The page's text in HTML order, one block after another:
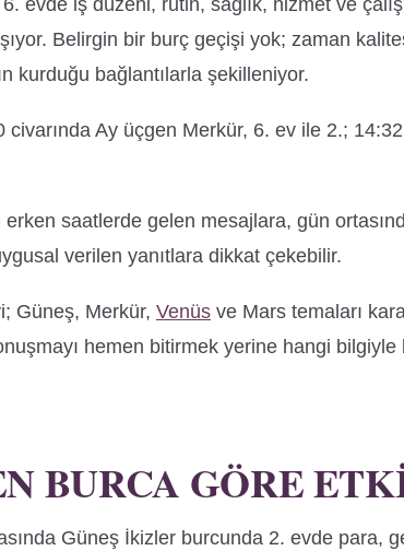
evde iş düzeni, rutin, sağlık, hizmet ve
Belirgin bir burç geçişi yok; zaman
kurduğu bağlantılarla şekilleniyor.
civarında Ay üçgen Merkür, 6. ev ile 2.;
saatlerde gelen mesajlara, gün
verilen yanıtlara dikkat çekebilir.
Güneş, Merkür, Venüs ve Mars temaları
hemen bitirmek yerine hangi bilgiyle
BURCA GÖRE
Güneş İkizler burcunda 2. evde para,